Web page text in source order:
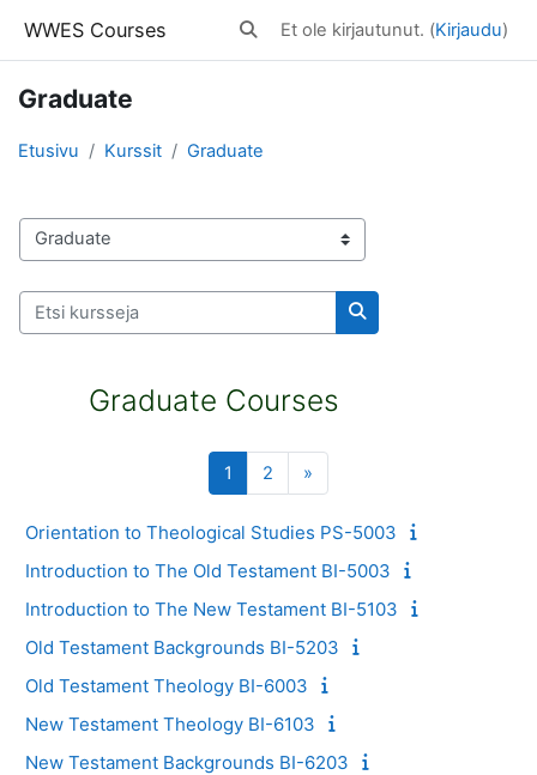
WWES Courses Vaihda hakusyöttöä
Et ole kirjautunut. (Kirjaudu)
Graduate
Etusivu Kurssit Graduate
Kurssikategoriat
Etsi kursseja
Etsi kursseja
Graduate Courses
1 Sivu 1
2 Sivu 2
»
Orientation to Theological Studies PS-5003
Introduction to The Old Testament BI-5003
Introduction to The New Testament BI-5103
Old Testament Backgrounds BI-5203
Old Testament Theology BI-6003
New Testament Theology BI-6103
New Testament Backgrounds BI-6203